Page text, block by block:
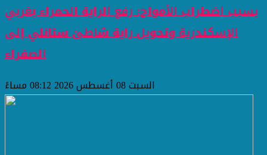
بسبب اضطراب الأمواج: رفع الراية الحمراء بغربي
الإسكندرية وتحويل راية شاطئ ستانلي إلى
الصفراء
السبت 08 أغسطس 2026 08:12 مساءً